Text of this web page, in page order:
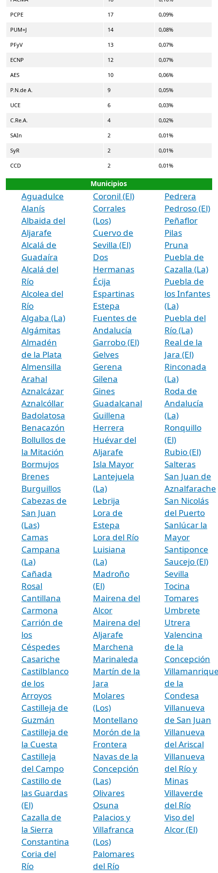
PCPE 17 0,09%
PUM+J 14 0,08%
PFyV 13 0,07%
ECNP 12 0,07%
AES 10 0,06%
P.N.de A. 9 0,05%
UCE 6 0,03%
C.Re.A. 4 0,02%
SAIn 2 0,01%
SyR 2 0,01%
CCD 2 0,01%
Municipios
Aguadulce
Alanís
Albaida del
Aljarafe
Alcalá de
Guadaíra
Alcalá del
Río
Alcolea del
Río
Algaba (La)
Algámitas
Almadén
de la Plata
Almensilla
Arahal
Aznalcázar
Aznalcóllar
Badolatosa
Benacazón
Bollullos de
la Mitación
Bormujos
Brenes
Burguillos
Cabezas de
San Juan
(Las)
Camas
Campana
(La)
Cañada
Rosal
Cantillana
Carmona
Carrión de
los
Céspedes
Casariche
Castilblanco
de los
Arroyos
Castilleja de
Guzmán
Castilleja de
la Cuesta
Castilleja
del Campo
Castillo de
las Guardas
(El)
Cazalla de
la Sierra
Constantina
Coria del
Río
Coronil (El)
Corrales
(Los)
Cuervo de
Sevilla (El)
Dos
Hermanas
Écija
Espartinas
Estepa
Fuentes de
Andalucía
Garrobo (El)
Gelves
Gerena
Gilena
Gines
Guadalcanal
Guillena
Herrera
Huévar del
Aljarafe
Isla Mayor
Lantejuela
(La)
Lebrija
Lora de
Estepa
Lora del Río
Luisiana
(La)
Madroño
(El)
Mairena del
Alcor
Mairena del
Aljarafe
Marchena
Marinaleda
Martín de la
Jara
Molares
(Los)
Montellano
Morón de la
Frontera
Navas de la
Concepción
(Las)
Olivares
Osuna
Palacios y
Villafranca
(Los)
Palomares
del Río
Pedrera
Pedroso (El)
Peñaflor
Pilas
Pruna
Puebla de
Cazalla (La)
Puebla de
los Infantes
(La)
Puebla del
Río (La)
Real de la
Jara (El)
Rinconada
(La)
Roda de
Andalucía
(La)
Ronquillo
(El)
Rubio (El)
Salteras
San Juan de
Aznalfarache
San Nicolás
del Puerto
Sanlúcar la
Mayor
Santiponce
Saucejo (El)
Sevilla
Tocina
Tomares
Umbrete
Utrera
Valencina
de la
Concepción
de la
Condesa
Villanueva
de San Juan
Villanueva
del Ariscal
Villanueva
del Río y
Minas
Villaverde
del Río
Viso del
Alcor (El)